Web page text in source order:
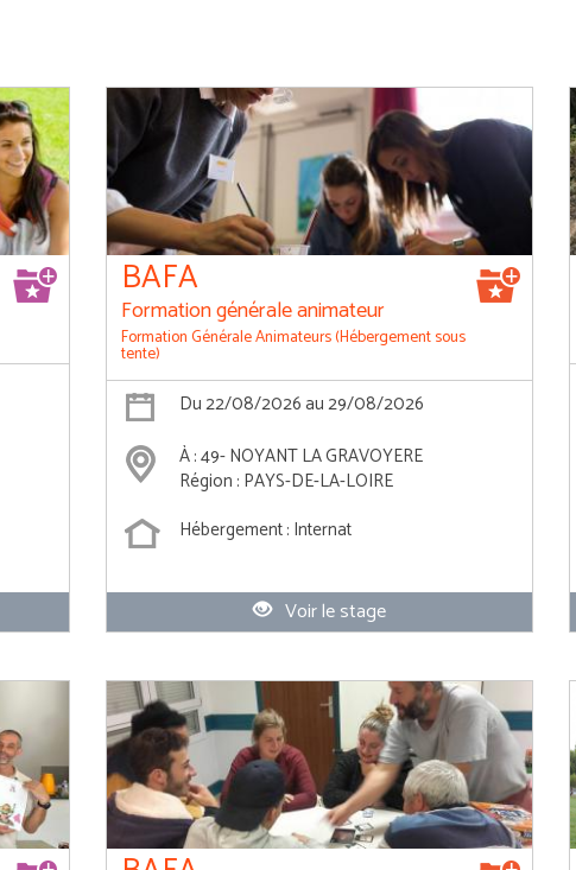
BAFA
Formation générale animateur
Formation Générale Animateurs (Hébergement sous
tente)
Du 22/08/2026 au 29/08/2026
À : 49- NOYANT LA GRAVOYERE
Région : PAYS-DE-LA-LOIRE
Hébergement : Internat
Voir le stage